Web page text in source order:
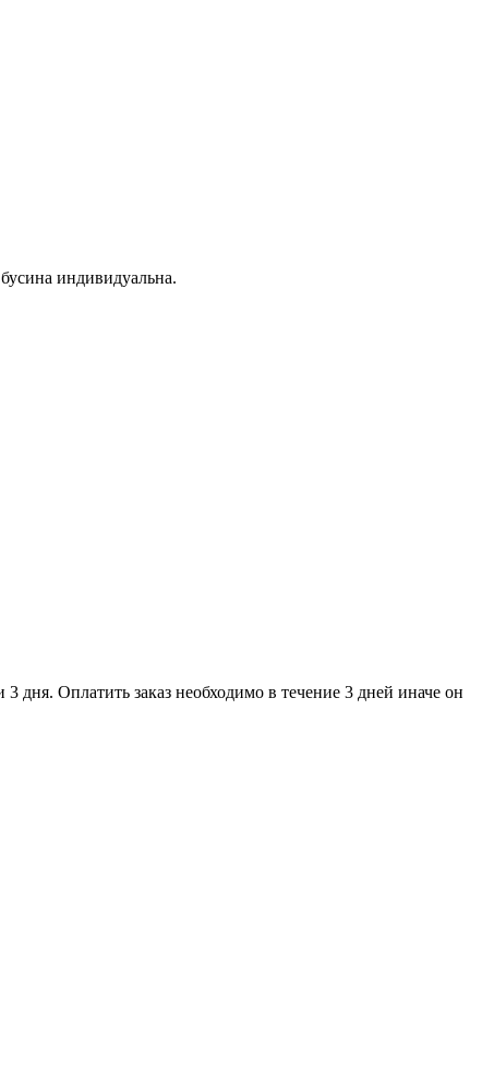
индивидуальна.
дня. Оплатить заказ необходимо в течение 3 дней иначе он